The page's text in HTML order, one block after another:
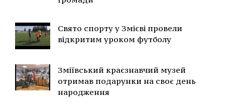
Свято спорту у Змієві провели
відкритим уроком футболу
Зміївський краєзнавчий музей
отримав подарунки на своє день
народження